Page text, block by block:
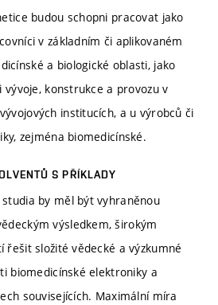
budou schopni pracovat jako
v základním či aplikovaném
a biologické oblasti, jako
vývoje, konstrukce a provozu v
institucích, a u výrobců či
zejména biomedicínské.
S PŘÍKLADY
by měl být vyhraněnou
výsledkem, širokým
řešit složité vědecké a výzkumné
biomedicínské elektroniky a
souvisejících. Maximální míra